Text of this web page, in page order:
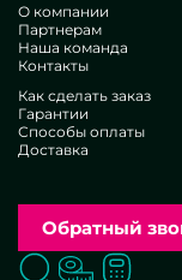
О компании
Партнерам
Наша команда
Контакты
Как сделать заказ
Гарантии
Способы оплаты
Доставка
Обратный
Поиск